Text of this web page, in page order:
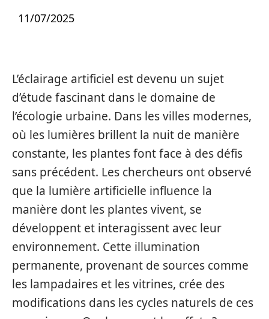
11/07/2025
L’éclairage artificiel est devenu un sujet
d’étude fascinant dans le domaine de
l’écologie urbaine. Dans les villes modernes,
où les lumières brillent la nuit de manière
constante, les plantes font face à des défis
sans précédent. Les chercheurs ont observé
que la lumière artificielle influence la
manière dont les plantes vivent, se
développent et interagissent avec leur
environnement. Cette illumination
permanente, provenant de sources comme
les lampadaires et les vitrines, crée des
modifications dans les cycles naturels de ces